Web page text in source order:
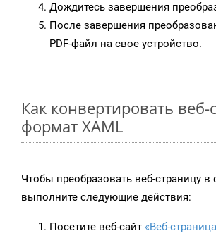
Дождитесь завершения
После завершения
PDF-файл на свое устройство.
Как конвертировать веб-
формат XAML
Чтобы преобразовать веб-страницу в
выполните следующие действия:
Посетите веб-сайт «Веб-